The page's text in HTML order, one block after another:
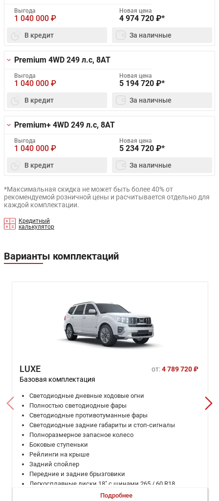
Выгода
1 040 000 ₽
Новая цена
4 974 720 ₽*
В кредит За наличные
Premium 4WD 249 л.с, 8AT
Выгода
1 040 000 ₽
Новая цена
5 194 720 ₽*
В кредит За наличные
Premium+ 4WD 249 л.с, 8AT
Выгода
1 040 000 ₽
Новая цена
5 234 720 ₽*
В кредит За наличные
*Максимальная скидка не может быть более 40% от
рекомендуемой розничной цены и расчитывается отдельно для
каждой комплектации.
Кредитный
калькулятор
Варианты комплектаций
LUXE от:4 789 720 ₽
Базовая комплектация
Светодиодные дневные ходовые огни
Полностью светодиодные фары
Cветодиодные противотуманные фары
Светодиодные задние габариты и стоп-сигналы
Полноразмерное запасное колесо
Боковые ступеньки
Рейлинги на крыше
Задний спойлер
Передние и задние брызговики
Легкосплавные диски 18" с шинами 265 / 60 R18
Гидроусилитель рулевого управления
Подробнее